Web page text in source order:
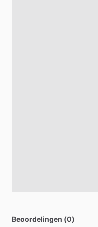
Beoordelingen (0)